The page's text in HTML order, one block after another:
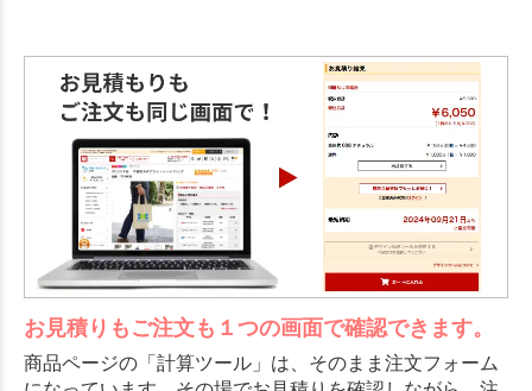
お見積りもご注文も１つの画面で確認できます。
商品ページの「計算ツール」は、そのまま注文フォーム